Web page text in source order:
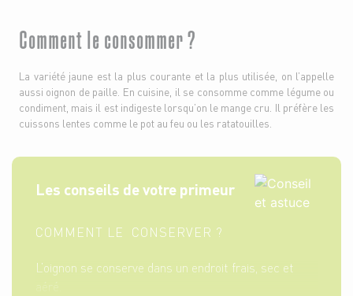
Comment le consommer ?
La variété jaune est la plus courante et la plus utilisée, on l’appelle
aussi oignon de paille. En cuisine, il se consomme comme légume ou
condiment, mais il est indigeste lorsqu’on le mange cru. Il préfère les
cuissons lentes comme le pot au feu ou les ratatouilles.
Les conseils de votre primeur
COMMENT LE CONSERVER ?
L’oignon se conserve dans un endroit frais, sec et